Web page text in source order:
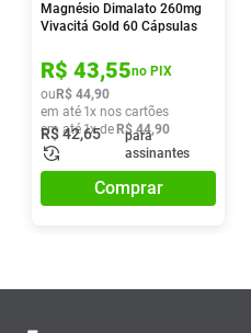
Magnésio Dimalato 260mg
Vivacitá Gold 60 Cápsulas
R$ 43,55no PIX
ou R$ 44,90
em até 1x nos cartões
em até1x de R$ 44,90
R$42,65
para
assinantes
Comprar